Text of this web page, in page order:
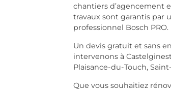
chantiers d’agencement
travaux sont garantis par
professionnel Bosch PRO.
Un devis gratuit et sans
intervenons à
Plaisance-du-Touch,
Que vous souhaitiez